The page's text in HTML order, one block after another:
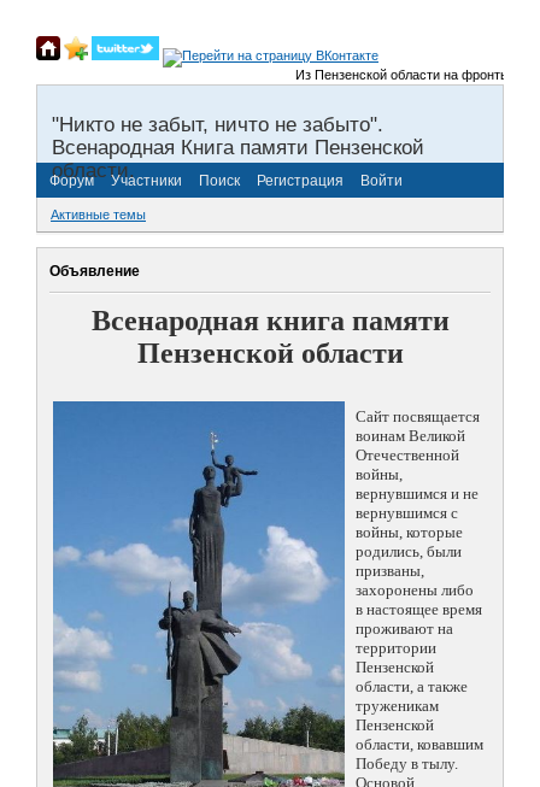
Из Пензенской области на фронты
"Никто не забыт, ничто не забыто".
Всенародная Книга памяти Пензенской
области.
Форум Участники Поиск Регистрация Войти
Активные темы
Объявление
Всенародная книга памяти
Пензенской области
Сайт посвящается
воинам Великой
Отечественной
войны,
вернувшимся и не
вернувшимся с
войны, которые
родились, были
призваны,
захоронены либо
в настоящее время
проживают на
территории
Пензенской
области, а также
труженикам
Пензенской
области, ковавшим
Победу в тылу.
Основой